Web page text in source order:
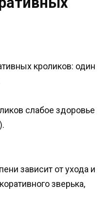
кроликов: один
слабое здоровье
зависит от ухода и
зверька,